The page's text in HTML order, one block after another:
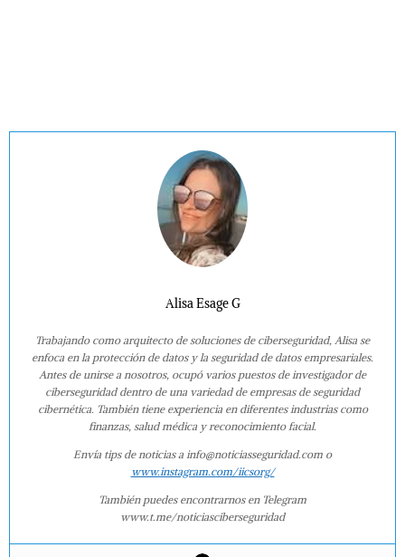
Alisa Esage G
Trabajando como arquitecto de soluciones de ciberseguridad, Alisa se
enfoca en la protección de datos y la seguridad de datos empresariales.
Antes de unirse a nosotros, ocupó varios puestos de investigador de
ciberseguridad dentro de una variedad de empresas de seguridad
cibernética. También tiene experiencia en diferentes industrias como
finanzas, salud médica y reconocimiento facial.
Envía tips de noticias a info@noticiasseguridad.com o
www.instagram.com/iicsorg/
También puedes encontrarnos en Telegram
www.t.me/noticiasciberseguridad